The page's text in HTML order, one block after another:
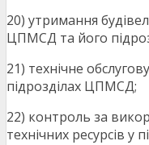
20) утримання
ЦПМСД та його
21) технічне
підрозділах ЦПМСД;
22) контроль за
технічних ресурсів у